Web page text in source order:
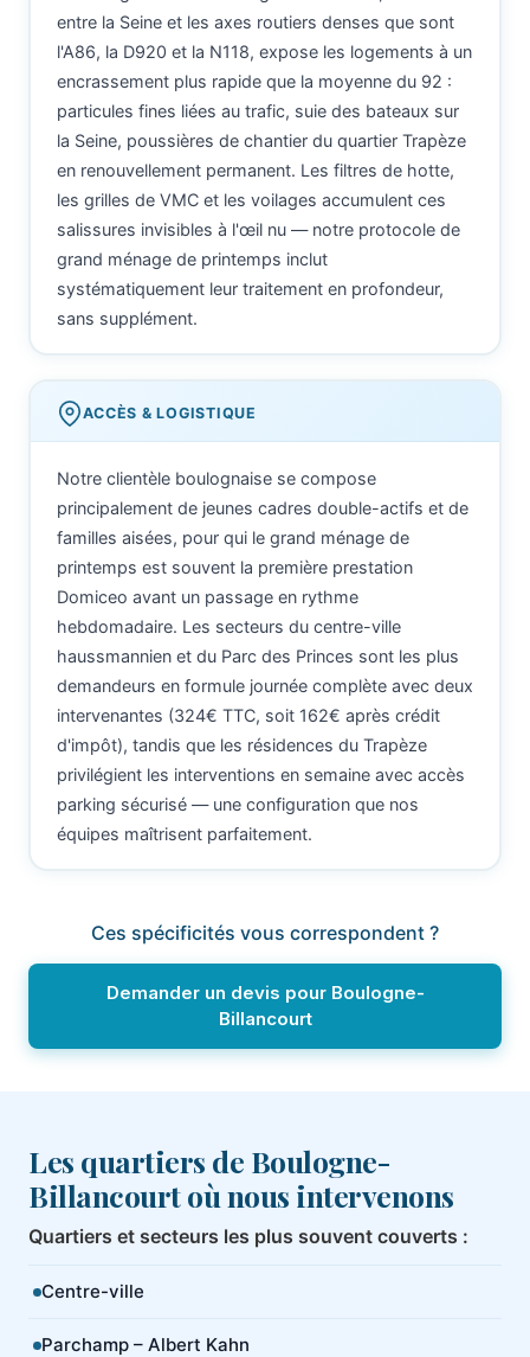
entre la Seine et les axes routiers denses que sont
l'A86, la D920 et la N118, expose les logements à un
encrassement plus rapide que la moyenne du 92 :
particules fines liées au trafic, suie des bateaux sur
la Seine, poussières de chantier du quartier Trapèze
en renouvellement permanent. Les filtres de hotte,
les grilles de VMC et les voilages accumulent ces
salissures invisibles à l'œil nu — notre protocole de
grand ménage de printemps inclut
systématiquement leur traitement en profondeur,
sans supplément.
ACCÈS & LOGISTIQUE
Notre clientèle boulognaise se compose
principalement de jeunes cadres double-actifs et de
familles aisées, pour qui le grand ménage de
printemps est souvent la première prestation
Domiceo avant un passage en rythme
hebdomadaire. Les secteurs du centre-ville
haussmannien et du Parc des Princes sont les plus
demandeurs en formule journée complète avec deux
intervenantes (324€ TTC, soit 162€ après crédit
d'impôt), tandis que les résidences du Trapèze
privilégient les interventions en semaine avec accès
parking sécurisé — une configuration que nos
équipes maîtrisent parfaitement.
Ces spécificités vous correspondent ?
Demander un devis pour Boulogne-
Billancourt
Les quartiers de Boulogne-
Billancourt où nous intervenons
Quartiers et secteurs les plus souvent couverts :
Centre-ville
Parchamp – Albert Kahn